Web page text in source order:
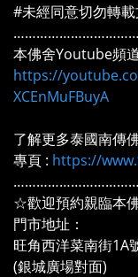
#未經同意切勿轉載
本佛舍Youtube頻
https://
XCEnMuFBuyA
了解更多泰國南傳
專頁 : https://
☆歡迎預約親臨本
門市地址：
旺角西洋菜南街1A
(銀城廣場對面)